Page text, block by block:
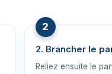
2. Brancher le
Reliez ensuite le